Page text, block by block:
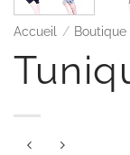
Accueil / Boutique